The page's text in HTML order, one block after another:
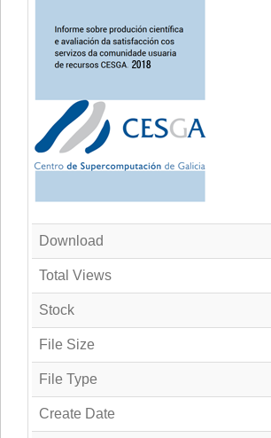
Download
Total Views
Stock
File Size
File Type
Create Date